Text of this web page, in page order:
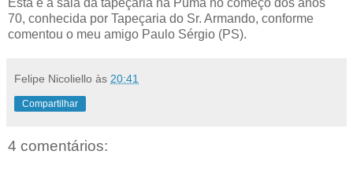
Esta é a sala da tapeçaria na Puma no começo dos anos
70, conhecida por Tapeçaria do Sr. Armando, conforme
comentou o meu amigo Paulo Sérgio (PS).
Felipe Nicoliello às 20:41
Compartilhar
4 comentários: